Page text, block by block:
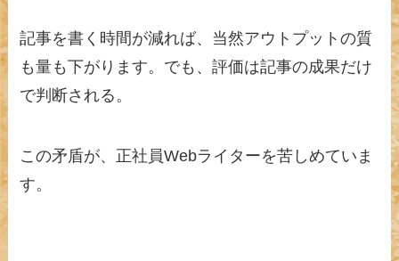
記事を書く時間が減れば、当然アウトプットの質
も量も下がります。でも、評価は記事の成果だけ
で判断される。
この矛盾が、正社員Webライターを苦しめていま
す。